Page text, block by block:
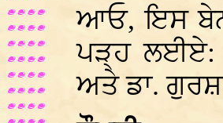
ਆਓ, ਇਸ
ਪੜ੍ਹ ਲਈਏ:
ਅਤੇ ਡਾ.